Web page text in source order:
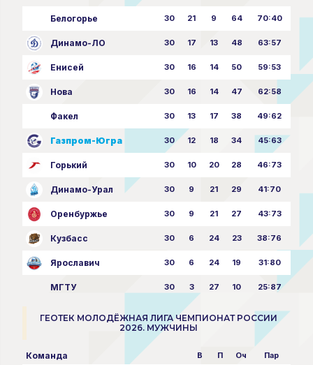
Белогорье 30 21 9 64 70:40
Динамо-ЛО 30 17 13 48 63:57
Енисей 30 16 14 50 59:53
Нова 30 16 14 47 62:58
Факел 30 13 17 38 49:62
Газпром-Югра 30 12 18 34 45:63
Горький 30 10 20 28 46:73
Динамо-Урал 30 9 21 29 41:70
Оренбуржье 30 9 21 27 43:73
Кузбасс 30 6 24 23 38:76
Ярославич 30 6 24 19 31:80
МГТУ 30 3 27 10 25:87
ГЕОТЕК МОЛОДЁЖНАЯ ЛИГА ЧЕМПИОНАТ РОССИИ
2026. МУЖЧИНЫ
Команда В П Оч Пар